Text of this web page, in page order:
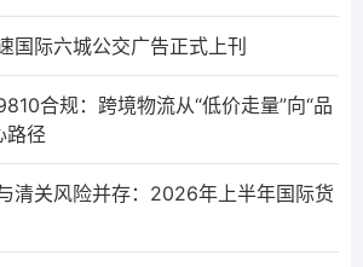
国际六城公交广告正式上刊
合规：跨境物流从“低价走量”向“品
路径
清关风险并存：2026年上半年国际货